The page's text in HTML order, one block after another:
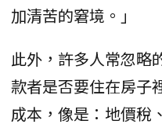
加清苦的窘境。」
此外，許多人常忽略
款者是否要住在房子
成本，像是：地價稅